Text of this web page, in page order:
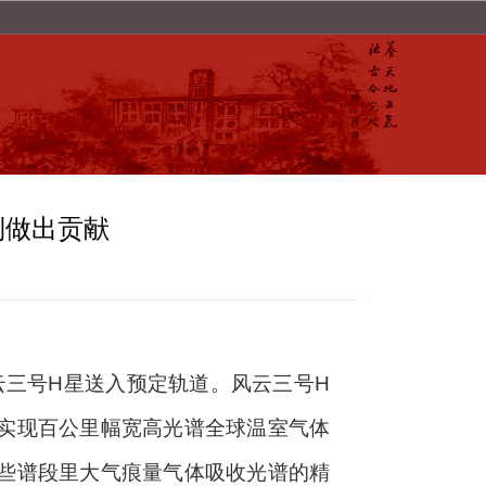
出贡献
三号H星送入预定轨道。风云三号H
现百公里幅宽高光谱全球温室气体
谱段里大气痕量气体吸收光谱的精